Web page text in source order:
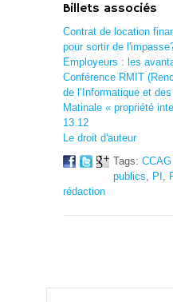
Billets associés
Contrat de location
pour sortir de
Employeurs : les
Conférence RMIT
de l’Informatique et
Matinale « propriété
13.12
Le droit d'auteur
Tags:
publics, PI ,
rédaction